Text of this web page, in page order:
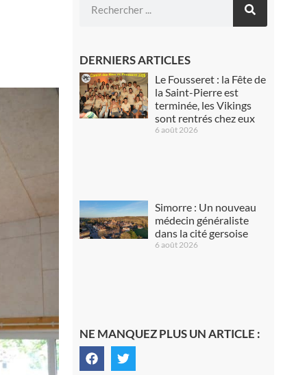
DERNIERS ARTICLES
Le Fousseret : la Fête de
la Saint-Pierre est
terminée, les Vikings
sont rentrés chez eux
6 août 2026
Simorre : Un nouveau
médecin généraliste
dans la cité gersoise
6 août 2026
NE MANQUEZ PLUS UN ARTICLE :